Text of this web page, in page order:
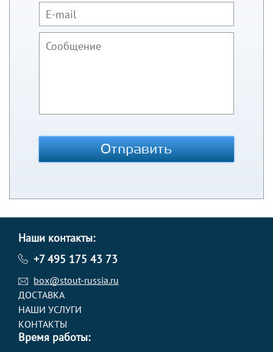
Отправить
Наши контакты:
+7 495 175 43 73
box@stout-russia.ru
ДОСТАВКА
НАШИ УСЛУГИ
КОНТАКТЫ
Время работы: